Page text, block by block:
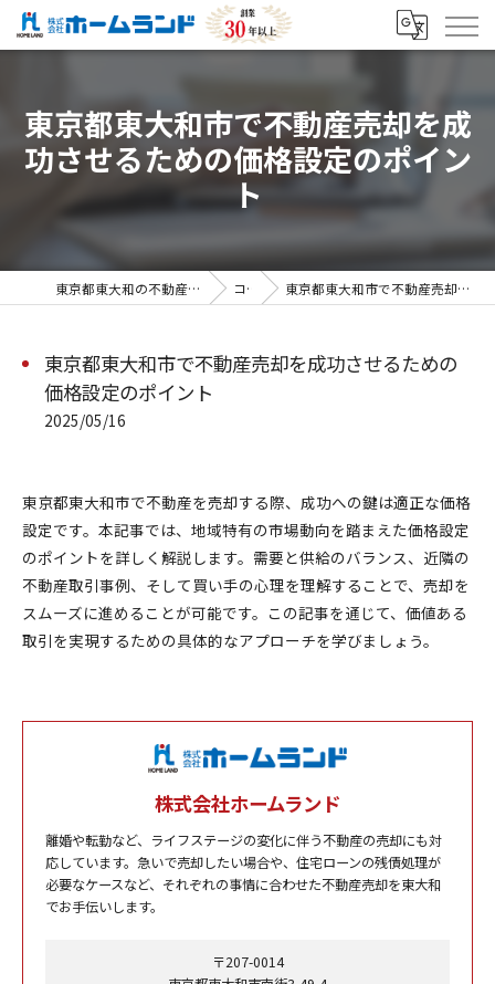
東京都東大和市で不動産売却を成
功させるための価格設定のポイン
ト
東京都東大和の不動産売却なら株式会社ホームランド コラム 東京都東大和市で不動産売却を成功させるための価格設定のポイント
東京都東大和市で不動産売却を成功させるための
価格設定のポイント
2025/05/16
東京都東大和市で不動産を売却する際、成功への鍵は適正な価格
設定です。本記事では、地域特有の市場動向を踏まえた価格設定
のポイントを詳しく解説します。需要と供給のバランス、近隣の
不動産取引事例、そして買い手の心理を理解することで、売却を
スムーズに進めることが可能です。この記事を通じて、価値ある
取引を実現するための具体的なアプローチを学びましょう。
株式会社ホームランド
離婚や転勤など、ライフステージの変化に伴う不動産の売却にも対
応しています。急いで売却したい場合や、住宅ローンの残債処理が
必要なケースなど、それぞれの事情に合わせた不動産売却を東大和
でお手伝いします。
〒207-0014